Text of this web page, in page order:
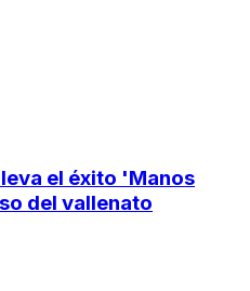
el éxito 'Manos
del vallenato